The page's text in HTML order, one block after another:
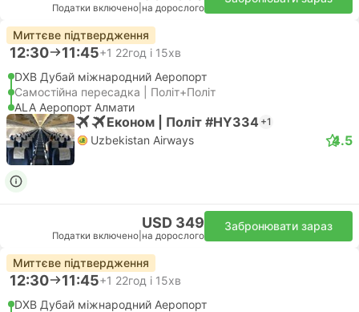
Податки включено на дорослого
Миттєве підтвердження
12:30 11:45+1 22год і 15хв
DXB Дубай міжнародний Аеропорт
Самостійна пересадка | Політ+Політ
ALA Аеропорт Алмати
Економ | Політ #HY334 +1
Uzbekistan Airways 4.5
USD 349
Податки включено на дорослого
Забронювати зараз
Миттєве підтвердження
12:30 11:45+1 22год і 15хв
DXB Дубай міжнародний Аеропорт